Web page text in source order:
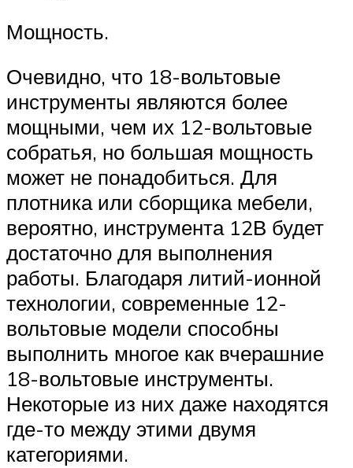
Мощность.
Очевидно, что 18-вольтовые
инструменты являются более
мощными, чем их 12-вольтовые
собратья, но большая мощность
может не понадобиться. Для
плотника или сборщика мебели,
вероятно, инструмента 12В будет
достаточно для выполнения
работы. Благодаря литий-ионной
технологии, современные 12-
вольтовые модели способны
выполнить многое как вчерашние
18-вольтовые инструменты.
Некоторые из них даже находятся
где-то между этими двумя
категориями.